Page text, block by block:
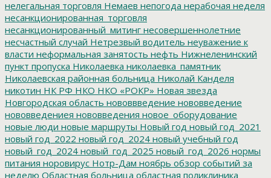
нелегальная торговля Немаев непогода нерабочая неделя
несанкционированная_торговля
несанкционированный_митинг несовершеннолетние
несчастный случай Нетрезвый водитель неуважение к
власти неформальная занятость нефть Нижнеленинский
пункт пропуска Николаевка николаевка_памятник
Николаевская районная больница Николай Канделя
никотин НК РФ НКО НКО «РОКР» Новая звезда
Новгородская область нововвведение нововведение
нововведениея нововведения новое_оборудование
новые люди новые маршруты Новый год новый год_2021
новый год_2022 новый год_2024 новый учебный год
новый_год_2024 новый_год_2025 новый_год_2026 нормы
питания норовирус Нотр-Дам ноябрь обзор событий за
неделю Областная больница областная поликлиника